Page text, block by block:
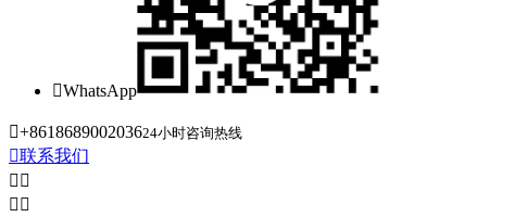
WhatsApp
+861868900203624小时咨询热线
联系我们
 
 